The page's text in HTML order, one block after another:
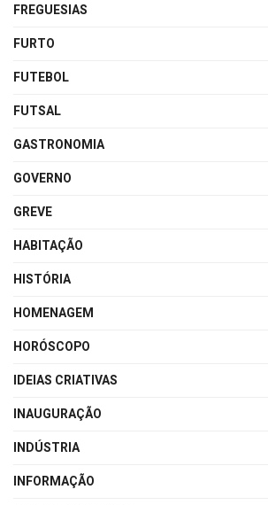
FREGUESIAS
FURTO
FUTEBOL
FUTSAL
GASTRONOMIA
GOVERNO
GREVE
HABITAÇÃO
HISTÓRIA
HOMENAGEM
HORÓSCOPO
IDEIAS CRIATIVAS
INAUGURAÇÃO
INDÚSTRIA
INFORMAÇÃO